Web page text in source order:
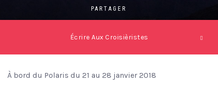
Écrire Aux Croisièristes
PARTAGER
À bord du Polaris du 21 au 28 janvier 2018